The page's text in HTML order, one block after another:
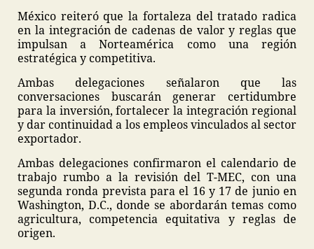
México reiteró que la fortaleza del tratado radica
en la integración de cadenas de valor y reglas que
impulsan a Norteamérica como una región
estratégica y competitiva.
Ambas delegaciones señalaron que las
conversaciones buscarán generar certidumbre
para la inversión, fortalecer la integración regional
y dar continuidad a los empleos vinculados al sector
exportador.
Ambas delegaciones confirmaron el calendario de
trabajo rumbo a la revisión del T-MEC, con una
segunda ronda prevista para el 16 y 17 de junio en
Washington, D.C., donde se abordarán temas como
agricultura, competencia equitativa y reglas de
origen.